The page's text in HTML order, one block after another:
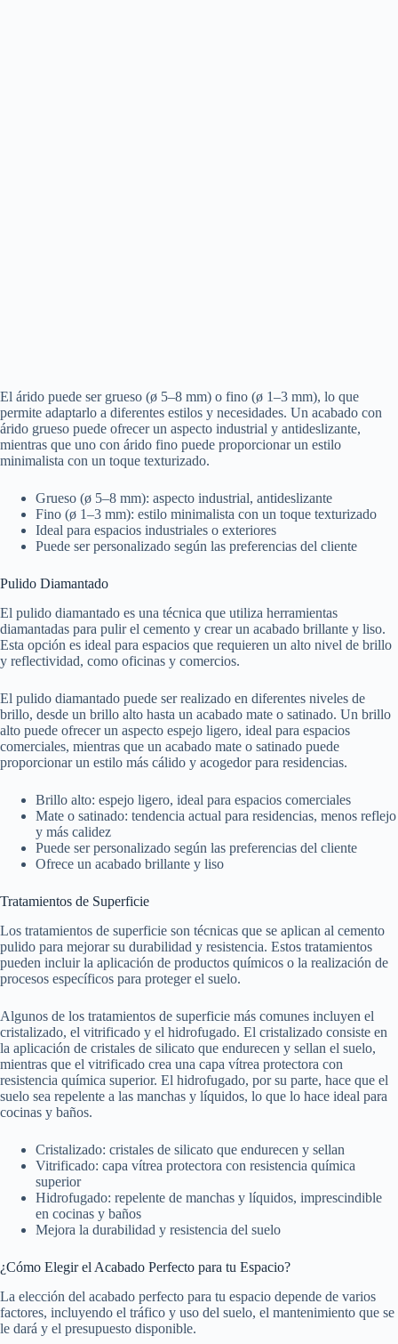
El árido puede ser grueso (ø 5–8 mm) o fino (ø 1–3 mm), lo que
permite adaptarlo a diferentes estilos y necesidades. Un acabado con
árido grueso puede ofrecer un aspecto industrial y antideslizante,
mientras que uno con árido fino puede proporcionar un estilo
minimalista con un toque texturizado.
Grueso (ø 5–8 mm): aspecto industrial, antideslizante
Fino (ø 1–3 mm): estilo minimalista con un toque texturizado
Ideal para espacios industriales o exteriores
Puede ser personalizado según las preferencias del cliente
Pulido Diamantado
El pulido diamantado es una técnica que utiliza herramientas
diamantadas para pulir el cemento y crear un acabado brillante y liso.
Esta opción es ideal para espacios que requieren un alto nivel de brillo
y reflectividad, como oficinas y comercios.
El pulido diamantado puede ser realizado en diferentes niveles de
brillo, desde un brillo alto hasta un acabado mate o satinado. Un brillo
alto puede ofrecer un aspecto espejo ligero, ideal para espacios
comerciales, mientras que un acabado mate o satinado puede
proporcionar un estilo más cálido y acogedor para residencias.
Brillo alto: espejo ligero, ideal para espacios comerciales
Mate o satinado: tendencia actual para residencias, menos reflejo
y más calidez
Puede ser personalizado según las preferencias del cliente
Ofrece un acabado brillante y liso
Tratamientos de Superficie
Los tratamientos de superficie son técnicas que se aplican al cemento
pulido para mejorar su durabilidad y resistencia. Estos tratamientos
pueden incluir la aplicación de productos químicos o la realización de
procesos específicos para proteger el suelo.
Algunos de los tratamientos de superficie más comunes incluyen el
cristalizado, el vitrificado y el hidrofugado. El cristalizado consiste en
la aplicación de cristales de silicato que endurecen y sellan el suelo,
mientras que el vitrificado crea una capa vítrea protectora con
resistencia química superior. El hidrofugado, por su parte, hace que el
suelo sea repelente a las manchas y líquidos, lo que lo hace ideal para
cocinas y baños.
Cristalizado: cristales de silicato que endurecen y sellan
Vitrificado: capa vítrea protectora con resistencia química
superior
Hidrofugado: repelente de manchas y líquidos, imprescindible
en cocinas y baños
Mejora la durabilidad y resistencia del suelo
¿Cómo Elegir el Acabado Perfecto para tu Espacio?
La elección del acabado perfecto para tu espacio depende de varios
factores, incluyendo el tráfico y uso del suelo, el mantenimiento que se
le dará y el presupuesto disponible.